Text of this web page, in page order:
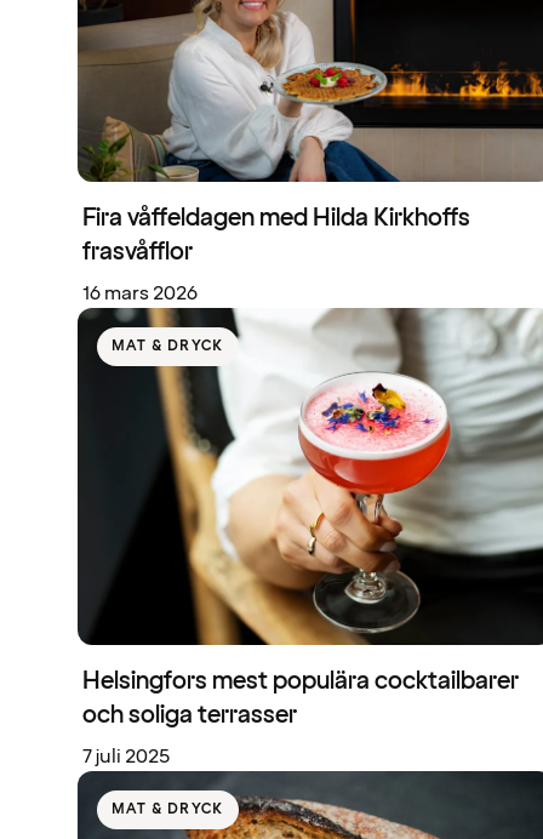
Fira våffeldagen med Hilda Kirkhoffs
frasvåfflor
16 mars 2026
MAT & DRYCK
Helsingfors mest populära cocktailbarer
och soliga terrasser
7 juli 2025
MAT & DRYCK